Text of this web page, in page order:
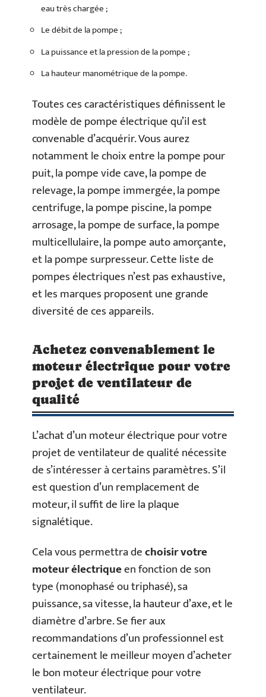
eau très chargée ;
Le débit de la pompe ;
La puissance et la pression de la pompe ;
La hauteur manométrique de la pompe.
Toutes ces caractéristiques définissent le
modèle de pompe électrique qu’il est
convenable d’acquérir. Vous aurez
notamment le choix entre la pompe pour
puit, la pompe vide cave, la pompe de
relevage, la pompe immergée, la pompe
centrifuge, la pompe piscine, la pompe
arrosage, la pompe de surface, la pompe
multicellulaire, la pompe auto amorçante,
et la pompe surpresseur. Cette liste de
pompes électriques n’est pas exhaustive,
et les marques proposent une grande
diversité de ces appareils.
Achetez convenablement le
moteur électrique pour votre
projet de ventilateur de
qualité
L’achat d’un moteur électrique pour votre
projet de ventilateur de qualité nécessite
de s’intéresser à certains paramètres. S’il
est question d’un remplacement de
moteur, il suffit de lire la plaque
signalétique.
Cela vous permettra dechoisir votre
moteur électriqueen fonction de son
type (monophasé ou triphasé), sa
puissance, sa vitesse, la hauteur d’axe, et le
diamètre d’arbre. Se fier aux
recommandations d’un professionnel est
certainement le meilleur moyen d’acheter
le bon moteur électrique pour votre
ventilateur.